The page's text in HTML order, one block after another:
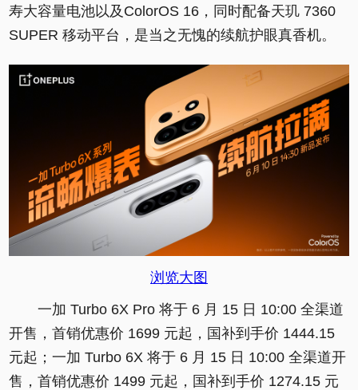
寿大容量电池以及ColorOS 16，同时配备天玑 7360
SUPER 移动平台，是当之无愧的续航护眼真香机。
浏览大图
一加 Turbo 6X Pro 将于 6 月 15 日 10:00 全渠道
开售，首销优惠价 1699 元起，国补到手价 1444.15
元起；一加 Turbo 6X 将于 6 月 15 日 10:00 全渠道开
售，首销优惠价 1499 元起，国补到手价 1274.15 元